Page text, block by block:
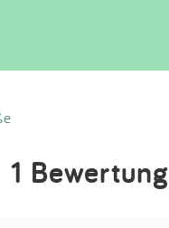
Eintragen
1 Bewertung